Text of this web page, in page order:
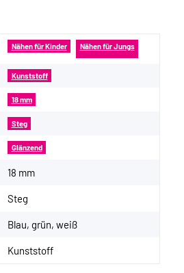
Nähen für Kinder Nähen für Jungs
Kunststoff
18 mm
Steg
Glänzend
18 mm
Steg
Blau, grün, weiß
Kunststoff